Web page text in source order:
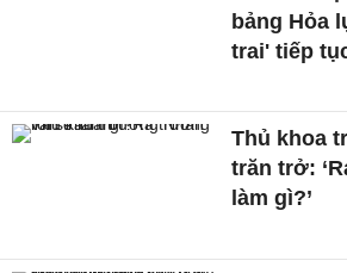
bảng Hỏa
trai' tiếp
Thủ khoa
trăn trở:
làm gì?’